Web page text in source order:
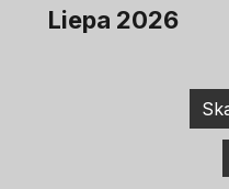
Liepa 2026